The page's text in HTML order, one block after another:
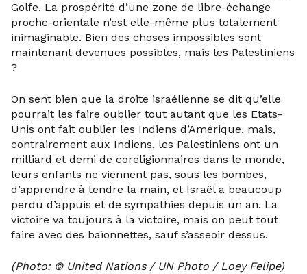
Golfe. La prospérité d’une zone de libre-échange
proche-orientale n’est elle-même plus totalement
inimaginable. Bien des choses impossibles sont
maintenant devenues possibles, mais les Palestiniens
?
On sent bien que la droite israélienne se dit qu’elle
pourrait les faire oublier tout autant que les Etats-
Unis ont fait oublier les Indiens d’Amérique, mais,
contrairement aux Indiens, les Palestiniens ont un
milliard et demi de coreligionnaires dans le monde,
leurs enfants ne viennent pas, sous les bombes,
d’apprendre à tendre la main, et Israël a beaucoup
perdu d’appuis et de sympathies depuis un an. La
victoire va toujours à la victoire, mais on peut tout
faire avec des baïonnettes, sauf s’asseoir dessus.
(Photo: © United Nations / UN Photo / Loey Felipe)